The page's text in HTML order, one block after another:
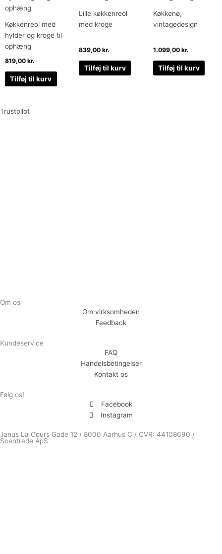
Køkkenreol med
hylder og kroge til
ophæng
819,00 kr.
Tilføj til kurv
Lille køkkenreol
med kroge
839,00kr.
Tilføj til kurv
Køkkenø,
vintagedesign
1.099,00 kr.
Tilføj til kurv
Trustpilot
Om os
Om virksomheden
Feedback
Kundeservice
FAQ
Handelsbetingelser
Kontakt os
Følg os!
Facebook
Instagram
Janus La Cours Gade 12 / 8000 Aarhus C / CVR: 44108690 /
Scantrade ApS